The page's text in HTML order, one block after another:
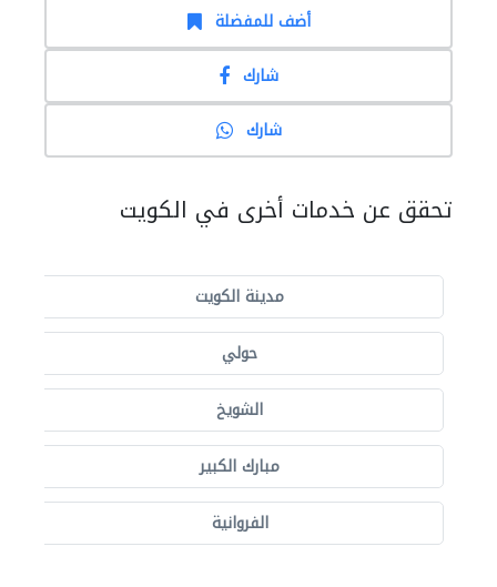
أضف للمفضلة
شارك
شارك
تحقق عن خدمات أخرى في الكويت
مدينة الكويت
حولي
الشويخ
مبارك الكبير
الفروانية